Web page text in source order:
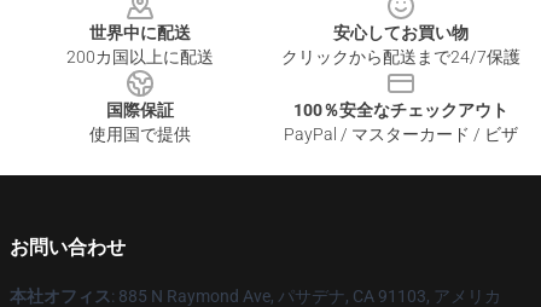
世界中に配送
200カ国以上に配送
安心してお買い物
クリックから配送まで24/7保護
国際保証
使用国で提供
100％安全なチェックアウト
PayPal / マスターカード / ビザ
お問い合わせ
本社オフィス: 885 N Raymond Ave, パサデナ, CA 91103, アメリカ